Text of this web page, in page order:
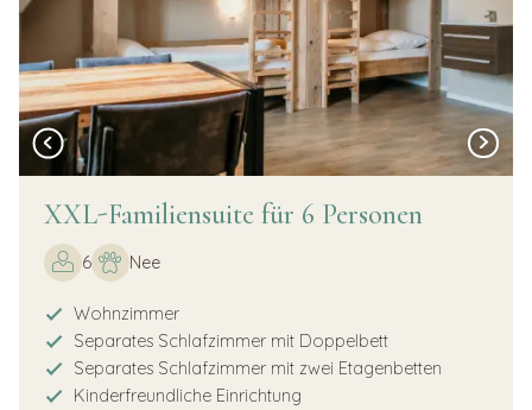
XXL-Familiensuite für 6 Personen
6 Nee
Wohnzimmer
Separates Schlafzimmer mit Doppelbett
Separates Schlafzimmer mit zwei Etagenbetten
Kinderfreundliche Einrichtung